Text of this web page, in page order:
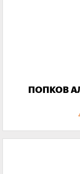
ПОПКОВ